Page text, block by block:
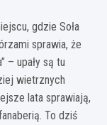
gdzie Soła
sprawia, że
– upały są tu
wietrznych
lata sprawiają,
To dziś